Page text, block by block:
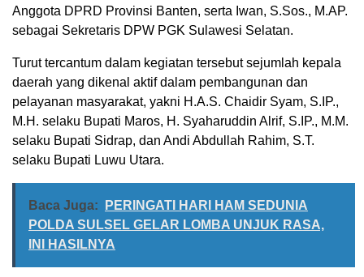
Anggota DPRD Provinsi Banten, serta Iwan, S.Sos., M.AP.
sebagai Sekretaris DPW PGK Sulawesi Selatan.
Turut tercantum dalam kegiatan tersebut sejumlah kepala
daerah yang dikenal aktif dalam pembangunan dan
pelayanan masyarakat, yakni H.A.S. Chaidir Syam, S.IP.,
M.H. selaku Bupati Maros, H. Syaharuddin Alrif, S.IP., M.M.
selaku Bupati Sidrap, dan Andi Abdullah Rahim, S.T.
selaku Bupati Luwu Utara.
Baca Juga:
PERINGATI HARI HAM SEDUNIA
POLDA SULSEL GELAR LOMBA UNJUK RASA,
INI HASILNYA